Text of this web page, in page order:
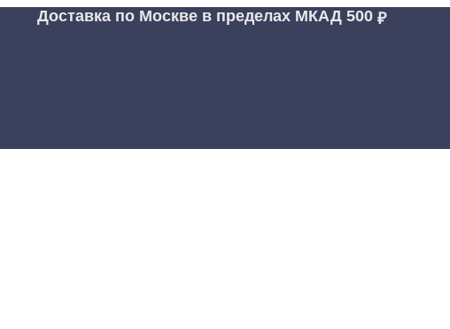
Доставка по Москве в пределах МКАД 500